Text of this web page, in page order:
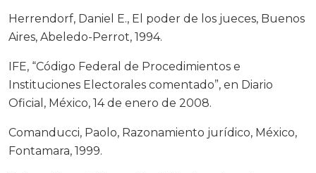
Herrendorf, Daniel E., El poder de los jueces, Buenos
Aires, Abeledo-Perrot, 1994.
IFE, “Código Federal de Procedimientos e
Instituciones Electorales comentado”, en Diario
Oficial, México, 14 de enero de 2008.
Comanducci, Paolo, Razonamiento jurídico, México,
Fontamara, 1999.